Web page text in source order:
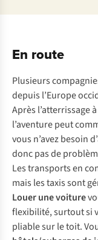
En route
Plusieurs
depuis l’Europe
Après l’atterrissage à
l’aventure peut
vous n’avez besoin
donc pas de
Les transports en
mais les taxis sont
Louer une voiture
flexibilité, surtout si
pliable sur le toit.